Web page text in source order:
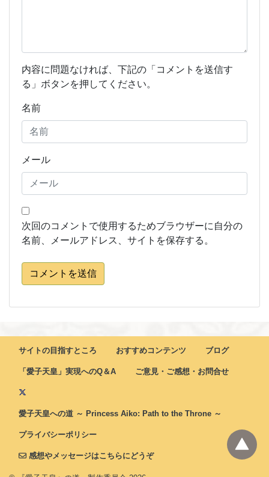
内容に問題なければ、下記の「コメントを送信す
る」ボタンを押してください。
名前
メール
次回のコメントで使用するためブラウザーに自分の
名前、メールアドレス、サイトを保存する。
コメントを送信
サイトの目指すところ おすすめコンテンツ ブログ
「愛子天皇」実現へのQ＆A ご意見・ご感想・お問合せ
愛子天皇への道 ～ Princess Aiko: Path to the Throne ～
プライバシーポリシー
感想やメッセージはこちらにどうぞ